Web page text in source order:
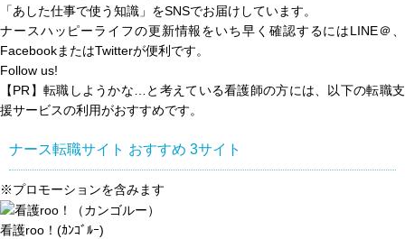
「あした仕事で使う知識」 をSNSでお届けしています。
ナースハッピーライフの更新情報をいち早く確認するにはLINE＠、
FacebookまたはTwitterが便利です。
Follow us!
【PR】転職しようかな…と考えている看護師の方には、以下の転職支
援サービスの利用がおすすめです。
ナース転職サイト おすすめ 3サイト
※プロモーションを含みます
看護roo！(ｶﾝｺﾞﾙｰ)